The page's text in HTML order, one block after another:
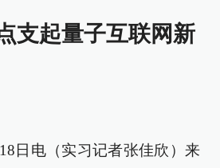
支起量子互联网新
日电（实习记者张佳欣）来